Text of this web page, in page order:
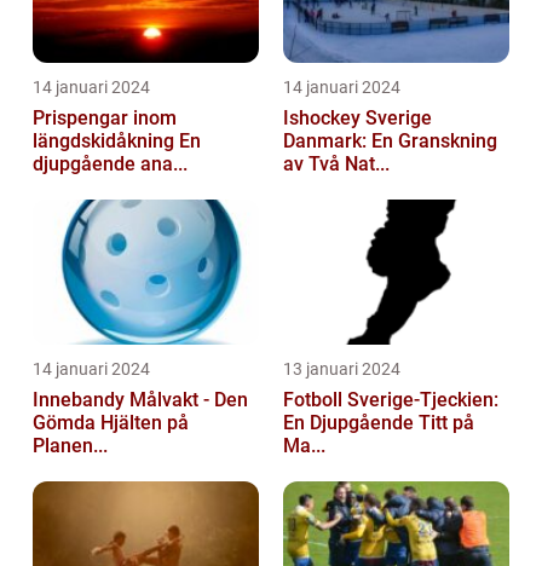
14 januari 2024
Prispengar inom
längdskidåkning En
djupgående ana...
14 januari 2024
Ishockey Sverige
Danmark: En Granskning
av Två Nat...
14 januari 2024
Innebandy Målvakt - Den
Gömda Hjälten på
Planen...
13 januari 2024
Fotboll Sverige-Tjeckien:
En Djupgående Titt på
Ma...